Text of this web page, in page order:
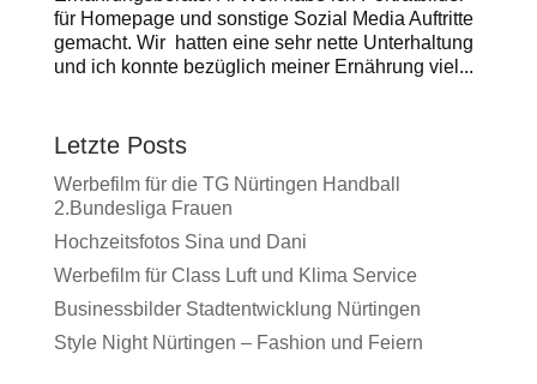
für Homepage und sonstige Sozial Media Auftritte
gemacht. Wir hatten eine sehr nette Unterhaltung
und ich konnte bezüglich meiner Ernährung viel...
Letzte Posts
Werbefilm für die TG Nürtingen Handball
2.Bundesliga Frauen
Hochzeitsfotos Sina und Dani
Werbefilm für Class Luft und Klima Service
Businessbilder Stadtentwicklung Nürtingen
Style Night Nürtingen – Fashion und Feiern